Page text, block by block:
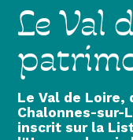
Le Val
Le Val de
Chalonnes-sur-
inscrit sur la